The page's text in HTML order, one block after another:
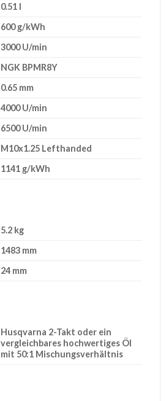
0.51 l
600 g/kWh
3000 U/min
NGK BPMR8Y
0.65 mm
4000 U/min
6500 U/min
M10x1.25 Lefthanded
1141 g/kWh
5.2 kg
1483 mm
24 mm
Husqvarna 2-Takt oder ein
vergleichbares hochwertiges Öl
mit 50:1 Mischungsverhältnis